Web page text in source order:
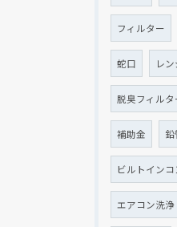
フィルター
蛇口 レ
脱臭フィルタ
補助金 鉛
ビルトインコ
エアコン洗浄